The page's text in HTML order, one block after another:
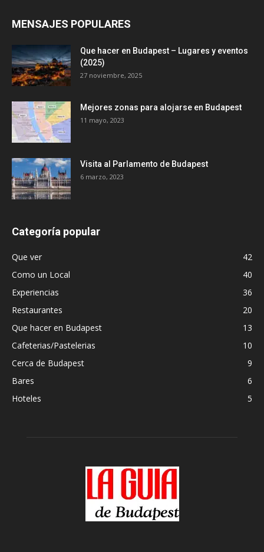
MENSAJES POPULARES
Que hacer en Budapest – Lugares y eventos
(2025)
27 noviembre, 2025
Mejores zonas para alojarse en Budapest
11 mayo, 2023
Visita al Parlamento de Budapest
6 marzo, 2023
Categoría popular
Que ver
42
Como un Local
40
Experiencias
36
Restaurantes
20
Que hacer en Budapest
13
Cafeterias/Pastelerias
10
Cerca de Budapest
9
Bares
6
Hoteles
5